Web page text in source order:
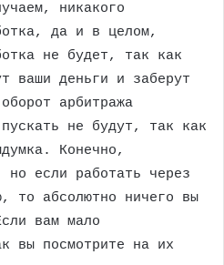
никакого
да и в целом,
не будет, так как
ваши деньги и заберут
арбитража
не будут, так как
Конечно,
но если работать через
то абсолютно ничего вы
вам мало
вы посмотрите на их